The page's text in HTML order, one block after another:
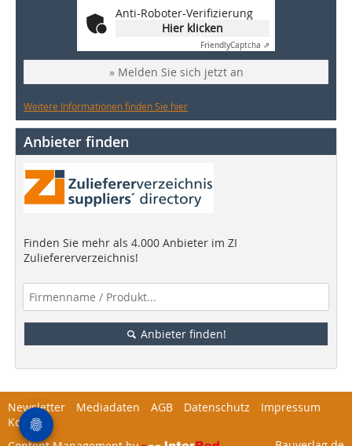
Anti-Roboter-Verifizierung
Hier klicken
FriendlyCaptcha ⇗
» Melden Sie sich jetzt an
Weitere Informationen finden Sie hier
Anbieter finden
Finden Sie mehr als 4.000 Anbieter im ZI
Zuliefererverzeichnis!
Anbieter finden!
Newsletter Mediadaten AGB Datenschutz
Impressum
Kontakt